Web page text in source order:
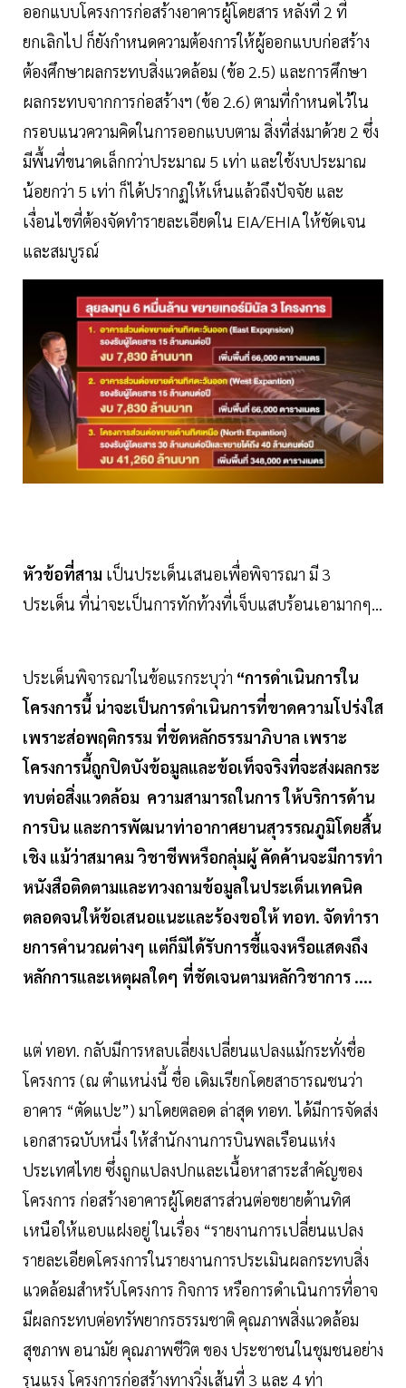
ออกแบบโครงการก่อสร้างอาคารผู้โดยสาร หลังที่ 2 ที่
ยกเลิกไป ก็ยังกําหนดความต้องการให้ผู้ออกแบบก่อสร้าง
ต้องศึกษาผลกระทบสิ่งแวดล้อม (ข้อ 2.5) และการศึกษา
ผลกระทบจากการก่อสร้างฯ (ข้อ 2.6) ตามที่กําหนดไว้ใน
กรอบแนวความคิดในการออกแบบตาม สิ่งที่ส่งมาด้วย 2 ซึ่ง
มีพื้นที่ขนาดเล็กกว่าประมาณ 5 เท่า และใช้งบประมาณ
น้อยกว่า 5 เท่า ก็ได้ปรากฏให้เห็นแล้วถึงปัจจัย และ
เงื่อนไขที่ต้องจัดทํารายละเอียดใน EIA/EHIA ให้ชัดเจน
และสมบูรณ์
หัวข้อที่สาม เป็นประเด็นเสนอเพื่อพิจารณา มี 3
ประเด็น ที่น่าจะเป็นการทักท้วงที่เจ็บแสบร้อนเอามากๆ…
ประเด็นพิจารณาในข้อแรกระบุว่า “การดําเนินการใน
โครงการนี้ น่าจะเป็นการดําเนินการที่ขาดความโปร่งใส
เพราะส่อพฤติกรรม ที่ขัดหลักธรรมาภิบาล เพราะ
โครงการนี้ถูกปิดบังข้อมูลและข้อเท็จจริงที่จะส่งผลกระ
ทบต่อสิ่งแวดล้อม ความสามารถในการ ให้บริการด้าน
การบิน และการพัฒนาท่าอากาศยานสุวรรณภูมิโดยสิ้น
เชิง แม้ว่าสมาคม วิชาชีพหรือกลุ่มผู้ คัดค้านจะมีการทํา
หนังสือติดตามและทวงถามข้อมูลในประเด็นเทคนิค
ตลอดจนให้ข้อเสนอแนะและร้องขอให้ ทอท. จัดทํารา
ยการคํานวณต่างๆ แต่ก็มิได้รับการชี้แจงหรือแสดงถึง
หลักการและเหตุผลใดๆ ที่ชัดเจนตามหลักวิชาการ ....
แต่ ทอท. กลับมีการหลบเลี่ยงเปลี่ยนแปลงแม้กระทั่งชื่อ
โครงการ (ณ ตําแหน่งนี้ ชื่อ เดิมเรียกโดยสาธารณชนว่า
อาคาร “ตัดแปะ”) มาโดยตลอด ล่าสุด ทอท. ได้มีการจัดส่ง
เอกสารฉบับหนึ่ง ให้สํานักงานการบินพลเรือนแห่ง
ประเทศไทย ซึ่งถูกแปลงปกและเนื้อหาสาระสําคัญของ
โครงการ ก่อสร้างอาคารผู้โดยสารส่วนต่อขยายด้านทิศ
เหนือให้แอบแฝงอยู่ ในเรื่อง “รายงานการเปลี่ยนแปลง
รายละเอียดโครงการในรายงานการประเมินผลกระทบสิ่ง
แวดล้อมสําหรับโครงการ กิจการ หรือการดําเนินการที่อาจ
มีผลกระทบต่อทรัพยากรธรรมชาติ คุณภาพสิ่งแวดล้อม
สุขภาพ อนามัย คุณภาพชีวิต ของ ประชาชนในชุมชนอย่าง
รุนแรง โครงการก่อสร้างทางวิ่งเส้นที่ 3 และ 4 ท่า